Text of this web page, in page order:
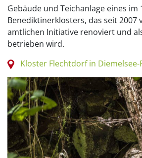
Gebäude und Teichanlage eines im
Benediktinerklosters, das seit 2007
amtlichen Initiative renoviert und
betrieben wird.
Kloster Flechtdorf in